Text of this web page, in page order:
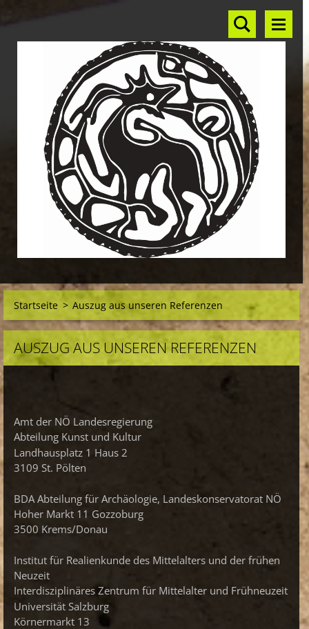
Startseite > Auszug aus unseren Referenzen
AUSZUG AUS UNSEREN REFERENZEN
Amt der NÖ Landesregierung
Abteilung Kunst und Kultur
Landhausplatz 1 Haus 2
3109 St. Pölten
BDA Abteilung für Archäologie, Landeskonservatorat NÖ
Hoher Markt 11 Gozzoburg
3500 Krems/Donau
Institut für Realienkunde des Mittelalters und der frühen
Neuzeit
Interdisziplinäres Zentrum für Mittelalter und Frühneuzeit
Universität Salzburg
Körnermarkt 13